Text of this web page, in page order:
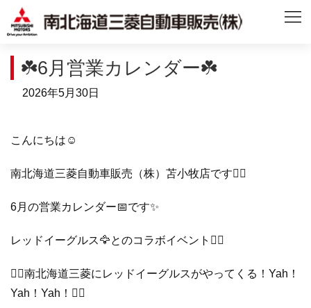
☘️6月営業カレンダー☘️
2026年5月30日
こんにちは☺️
南北海道三菱自動車販売（株）苫小牧店です💁‍♂️
6月の営業カレンダー📅です✨
レッドイーグルス🦅とのコラボイベント❤️‍🔥
❤️‍🔥南北海道三菱にレッドイーグルスがやってくる！Yah！
Yah！Yah！❤️‍🔥